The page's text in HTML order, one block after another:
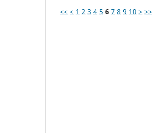
<< < 1 2 3 4 5 6 7 8 9 10 > >>